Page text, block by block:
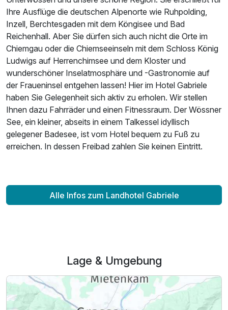
Doppelzimmer mit Balkon
2 Erwachsene
Ihre Ausflüge die deutschen Alpenorte wie Ruhpolding,
Inzell, Berchtesgaden mit dem Köngisee und Bad
Reichenhall. Aber Sie dürfen sich auch nicht die Orte im
Chiemgau oder die Chiemseeinseln mit dem Schloss König
Ludwigs auf Herrenchimsee und dem Kloster und
wunderschöner Inselatmosphäre und -Gastronomie auf
der Fraueninsel entgehen lassen! Hier im Hotel Gabriele
haben Sie Gelegenheit sich aktiv zu erholen. Wir stellen
Ihnen dazu Fahrräder und einen Fitnessraum. Der Wössner
See, ein kleiner, abseits in einem Talkessel idyllisch
gelegener Badesee, ist vom Hotel bequem zu Fuß zu
erreichen. In dessen Freibad zahlen Sie keinen Eintritt.
Alle Infos zum Landhotel Gabriele
Lage & Umgebung